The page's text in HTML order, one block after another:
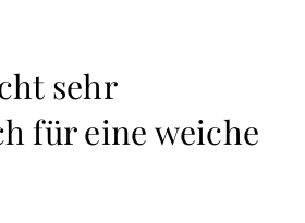
Über uns
sehr
für eine weiche